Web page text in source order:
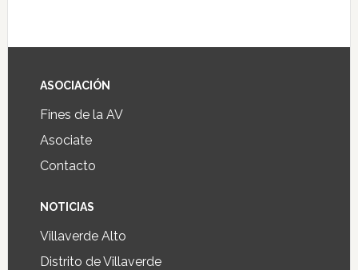
ASOCIACIÓN
Fines de la AV
Asociate
Contacto
NOTICIAS
Villaverde Alto
Distrito de Villaverde